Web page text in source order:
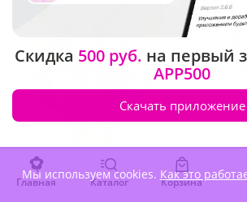
Новинка
Главная Каталог Корзина
Скидка 500 руб. на первый
APP500
Скачать приложение
Мы используем cookies. Как это